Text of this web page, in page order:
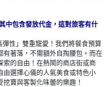
中包含發放代金，這對旅客有什
性」雙重寵愛！我們將餐食預算
著落，不需額外自掏腰包。而在
的自由！在熱鬧的商店街或商
選擇心儀的人氣美食或特色小
寶與客製化味蕾的樂趣！